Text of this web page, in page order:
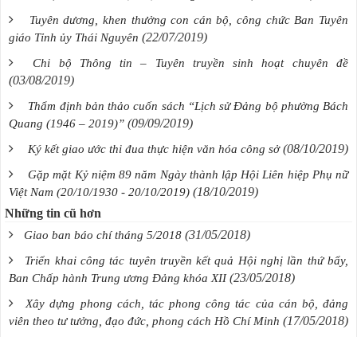
Tuyên dương, khen thưởng con cán bộ, công chức Ban Tuyên
giáo Tỉnh ủy Thái Nguyên (22/07/2019)
Chi bộ Thông tin – Tuyên truyền sinh hoạt chuyên đề
(03/08/2019)
Thẩm định bản thảo cuốn sách “Lịch sử Đảng bộ phường Bách
Quang (1946 – 2019)” (09/09/2019)
Ký kết giao ước thi đua thực hiện văn hóa công sở (08/10/2019)
Gặp mặt Kỷ niệm 89 năm Ngày thành lập Hội Liên hiệp Phụ nữ
Việt Nam (20/10/1930 - 20/10/2019) (18/10/2019)
Những tin cũ hơn
Giao ban báo chí tháng 5/2018 (31/05/2018)
Triển khai công tác tuyên truyền kết quả Hội nghị lần thứ bẩy,
Ban Chấp hành Trung ương Đảng khóa XII (23/05/2018)
Xây dựng phong cách, tác phong công tác của cán bộ, đảng
viên theo tư tưởng, đạo đức, phong cách Hồ Chí Minh (17/05/2018)